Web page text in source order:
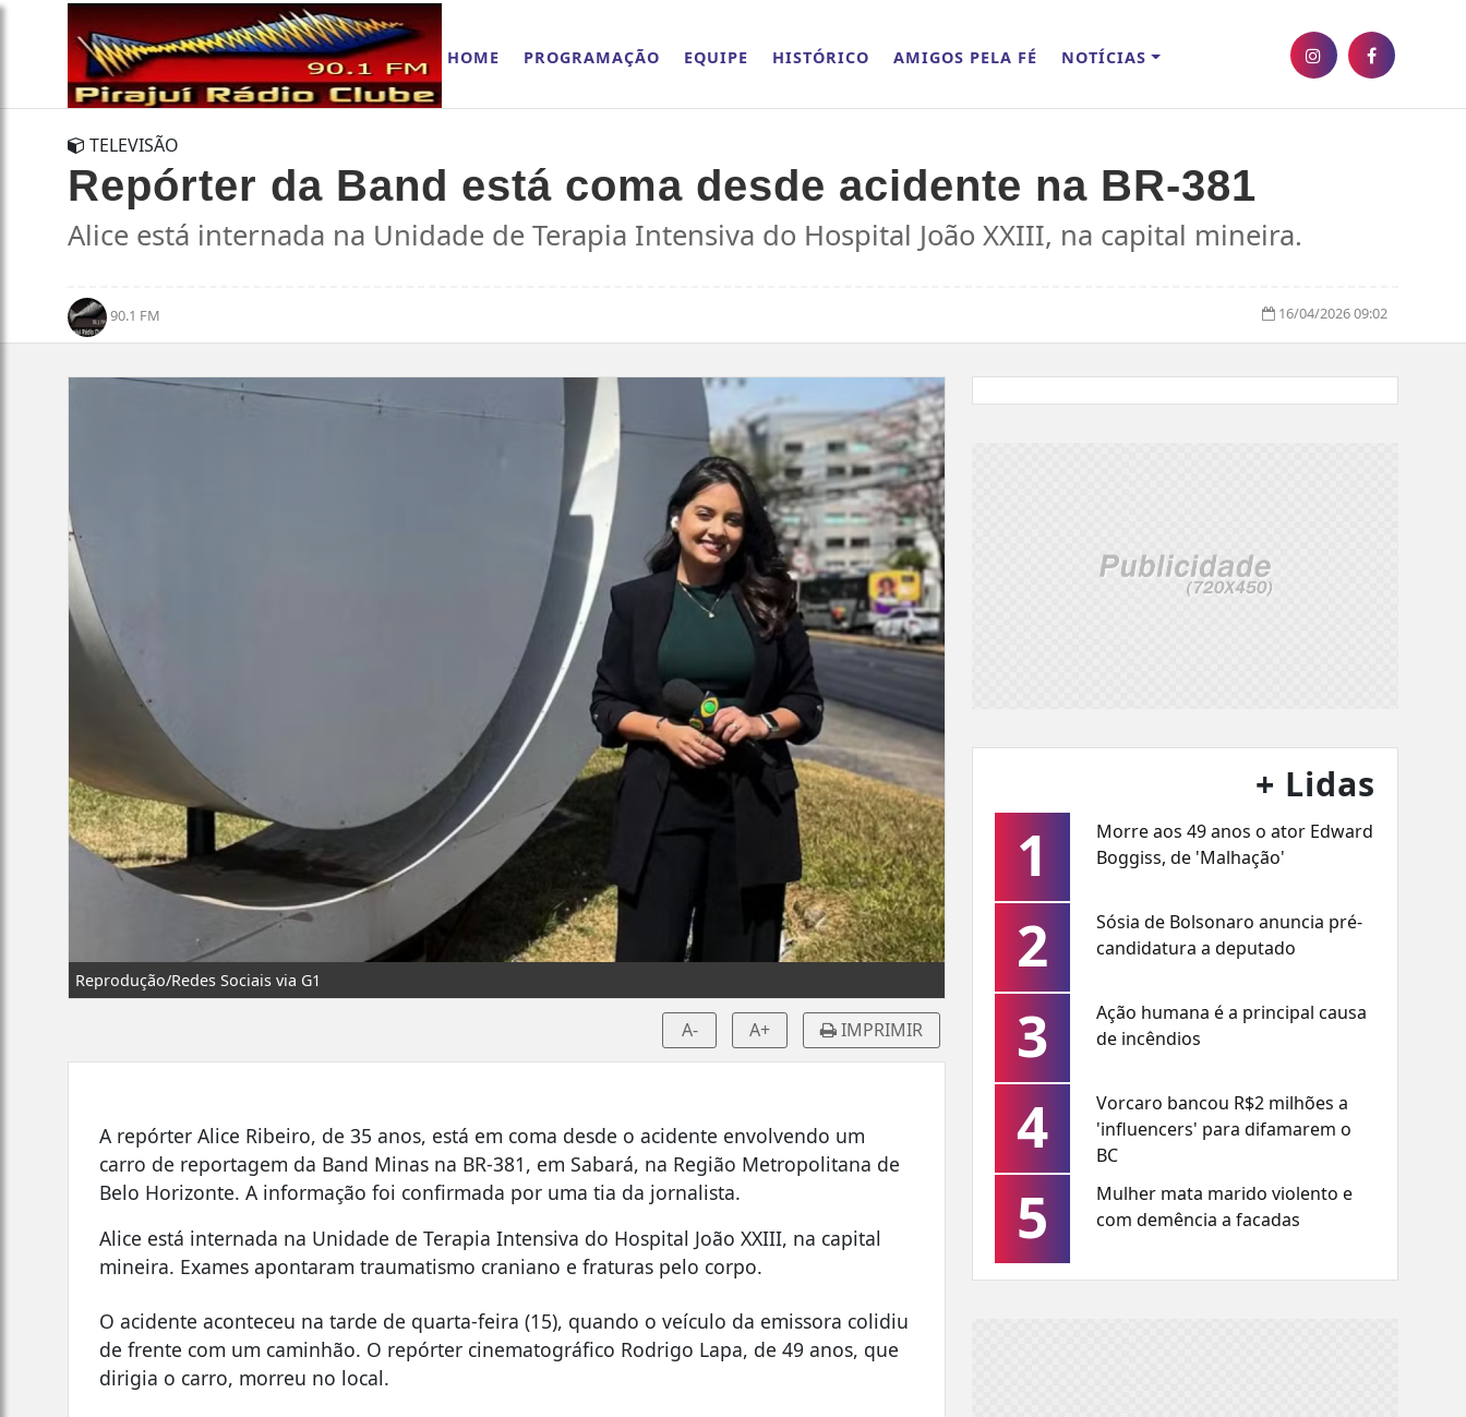
HOME PROGRAMAÇÃO EQUIPE HISTÓRICO AMIGOS PELA FÉ NOTÍCIAS
TELEVISÃO
Repórter da Band está coma desde acidente na BR-381
Alice está internada na Unidade de Terapia Intensiva do Hospital João XXIII, na capital mineira.
90.1 FM 16/04/2026 09:02
Reprodução/Redes Sociais via G1
A- A+ IMPRIMIR
A repórter Alice Ribeiro, de 35 anos, está em coma desde o acidente envolvendo um
carro de reportagem da Band Minas na BR-381, em Sabará, na Região Metropolitana de
Belo Horizonte. A informação foi confirmada por uma tia da jornalista.
Alice está internada na Unidade de Terapia Intensiva do Hospital João XXIII, na capital
mineira. Exames apontaram traumatismo craniano e fraturas pelo corpo.
O acidente aconteceu na tarde de quarta-feira (15), quando o veículo da emissora colidiu
de frente com um caminhão. O repórter cinematográfico Rodrigo Lapa, de 49 anos, que
dirigia o carro, morreu no local.
+ Lidas
1
Morre aos 49 anos o ator Edward
Boggiss, de 'Malhação'
2
Sósia de Bolsonaro anuncia pré-
candidatura a deputado
3
Ação humana é a principal causa
de incêndios
4
Vorcaro bancou R$2 milhões a
'influencers' para difamarem o
BC
5
Mulher mata marido violento e
com demência a facadas